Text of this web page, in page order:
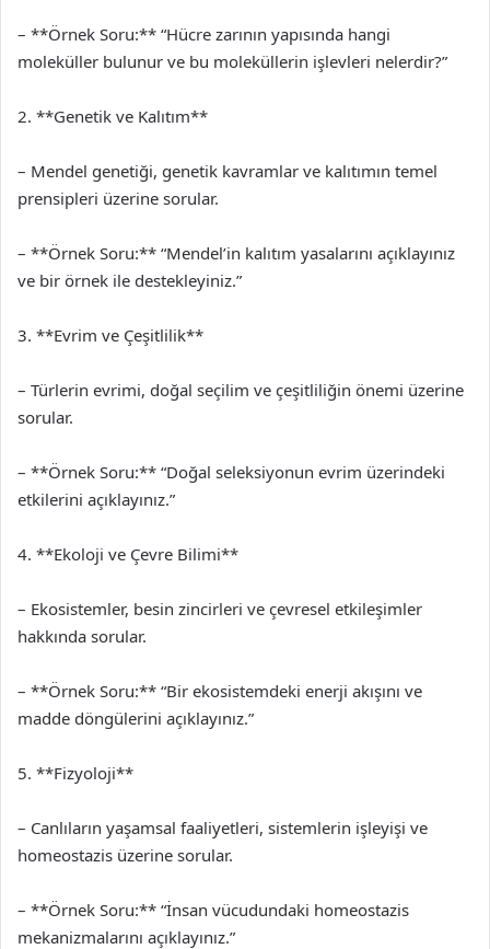
– **Örnek Soru:** “Hücre zarının yapısında hangi
moleküller bulunur ve bu moleküllerin işlevleri nelerdir?”
2. **Genetik ve Kalıtım**
– Mendel genetiği, genetik kavramlar ve kalıtımın temel
prensipleri üzerine sorular.
– **Örnek Soru:** “Mendel’in kalıtım yasalarını açıklayınız
ve bir örnek ile destekleyiniz.”
3. **Evrim ve Çeşitlilik**
– Türlerin evrimi, doğal seçilim ve çeşitliliğin önemi üzerine
sorular.
– **Örnek Soru:** “Doğal seleksiyonun evrim üzerindeki
etkilerini açıklayınız.”
4. **Ekoloji ve Çevre Bilimi**
– Ekosistemler, besin zincirleri ve çevresel etkileşimler
hakkında sorular.
– **Örnek Soru:** “Bir ekosistemdeki enerji akışını ve
madde döngülerini açıklayınız.”
5. **Fizyoloji**
– Canlıların yaşamsal faaliyetleri, sistemlerin işleyişi ve
homeostazis üzerine sorular.
– **Örnek Soru:** “İnsan vücudundaki homeostazis
mekanizmalarını açıklayınız.”